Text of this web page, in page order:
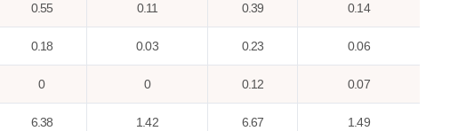
0.55 0.11 0.39 0.14
0.18 0.03 0.23 0.06
0 0 0.12 0.07
6.38 1.42 6.67 1.49